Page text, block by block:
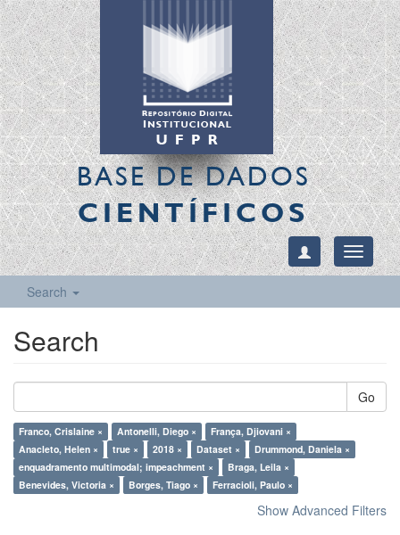
BASE DE DADOS
CIENTÍFICOS
Toggle
Search
Search
Go
Franco, Crislaine × Antonelli, Diego ×
França, Djiovani ×
Anacleto, Helen ×
true × 2018 × Dataset ×
Drummond, Daniela ×
enquadramento multimodal; impeachment ×
Braga, Leila ×
Benevides, Victoria ×
Borges, Tiago × Ferracioli, Paulo ×
Show Advanced Filters